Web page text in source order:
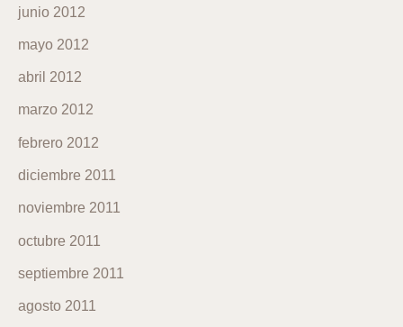
junio 2012
mayo 2012
abril 2012
marzo 2012
febrero 2012
diciembre 2011
noviembre 2011
octubre 2011
septiembre 2011
agosto 2011